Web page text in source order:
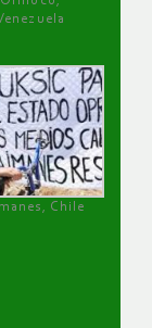
Chile